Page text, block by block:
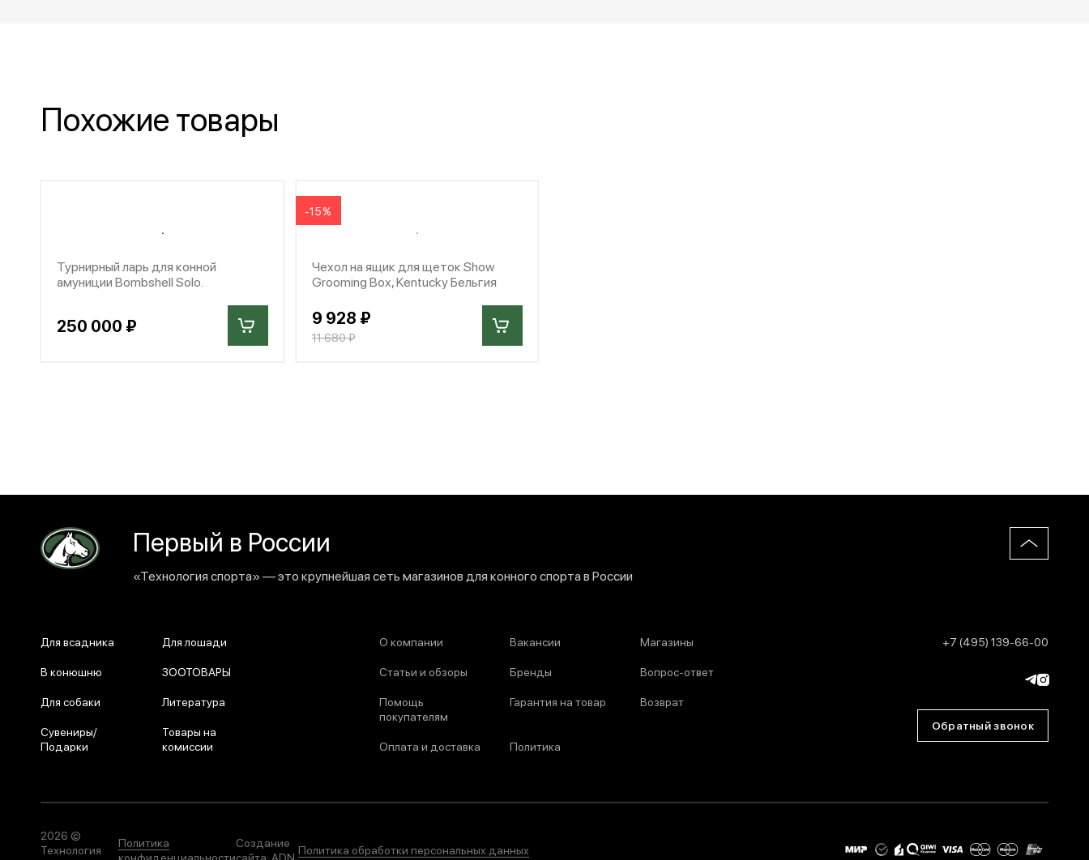
Похожие товары
Турнирный ларь для конной
амуниции Bombshell Solo.
250 000 ₽
-15%
Чехол на ящик для щеток Show
Grooming Box, Kentucky Бельгия
9 928 ₽
11 680 ₽
Первый в России
«Технология спорта» — это крупнейшая сеть магазинов для конного спорта в России
Для всадника Для лошади
В конюшню ЗООТОВАРЫ
Для собаки Литература
Сувениры/
Подарки
Товары на
комиссии
О компании Вакансии Магазины
Статьи и обзоры Бренды Вопрос-ответ
Помощь
покупателям
Гарантия на товар Возврат
Оплата и доставка Политика
+7 (495) 139-66-00
Обратный звонок
2026 ©
Технология
Политика
конфиденциальности
Создание
сайта: ADN Политика обработки персональных данных